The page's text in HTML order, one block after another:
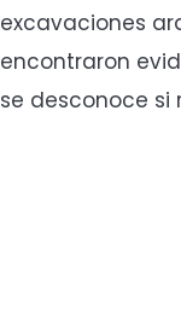
excavaciones
encontraron
se desconoce si